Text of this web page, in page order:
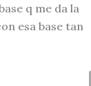
q me da la
esa base tan